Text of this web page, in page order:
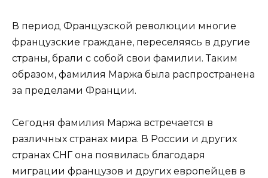
В период Французской революции многие
французские граждане, переселяясь в другие
страны, брали с собой свои фамилии. Таким
образом, фамилия Маржа была распространена
за пределами Франции.
Сегодня фамилия Маржа встречается в
различных странах мира. В России и других
странах СНГ она появилась благодаря
миграции французов и других европейцев в